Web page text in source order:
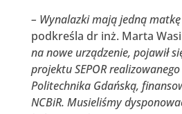
– Wynalazki mają jedną
podkreśla dr inż. Marta
na nowe urządzenie, pojawił
projektu SEPOR
Politechnika Gdańską,
NCBiR. Musieliśmy